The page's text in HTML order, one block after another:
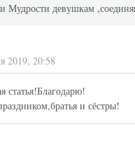
Мудрости девушкам
2019, 20:58
статья!Благодарю!
и сёстры!